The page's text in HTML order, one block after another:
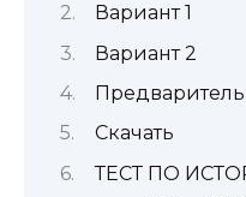
Вариант 1
Вариант 2
Скачать
ТЕСТ ПО